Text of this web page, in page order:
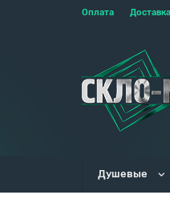
Оплата Доставка
Душевые